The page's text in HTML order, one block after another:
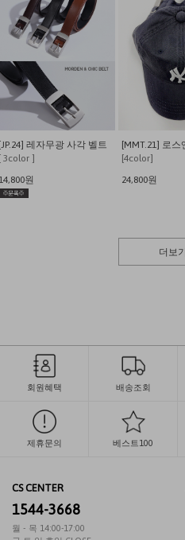
레자무광 사각 벨트
3color ]
원
[4color]
24,800원
더보기
회원혜택 배송조회
제휴문의 베스트100
CS CENTER
1544-3668
월 - 목 14:00-17:00